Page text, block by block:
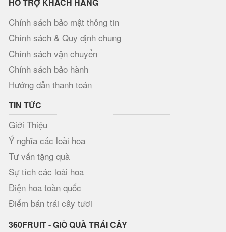
Chính sách bảo mật thông tin
Chính sách & Quy định chung
Chính sách vận chuyển
Chính sách bảo hành
Hướng dẫn thanh toán
TIN TỨC
Giới Thiệu
Ý nghĩa các loài hoa
Tư vấn tặng quà
Sự tích các loài hoa
Điện hoa toàn quốc
Điểm bán trái cây tươi
360FRUIT - GIỎ QUÀ TRÁI CÂY